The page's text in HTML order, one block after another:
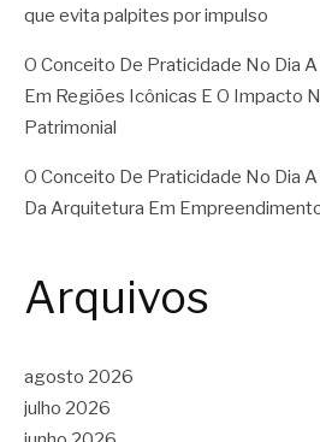
que evita palpites por impulso
O Conceito De Praticidade No Dia A
Em Regiões Icônicas E O Impacto
Patrimonial
O Conceito De Praticidade No Dia A
Da Arquitetura Em
Arquivos
agosto 2026
julho 2026